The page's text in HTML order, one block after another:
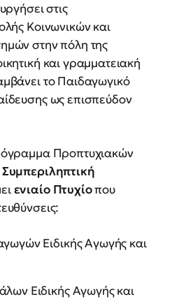
στις
Κοινωνικών και
στην πόλη της
και γραμματειακή
το Παιδαγωγικό
ως επισπεύδον
Προπτυχιακών
Συμπεριληπτική
ενιαίο Πτυχίοπου
Ειδικής Αγωγής και
Ειδικής Αγωγής και